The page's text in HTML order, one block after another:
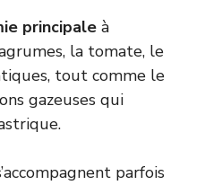
principale à
la tomate, le
tout comme le
gazeuses qui
parfois